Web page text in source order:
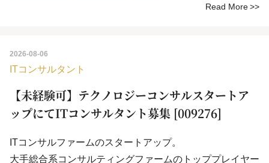
Read More
2026-08-06
ITコンサルタント
【未経験可】テクノロジーコンサルスタートア
ップにてITコンサルタント募集 [009276]
ITコンサルファームのスタートアップ。
大手総合系コンサルティングファームのトッププレイヤー